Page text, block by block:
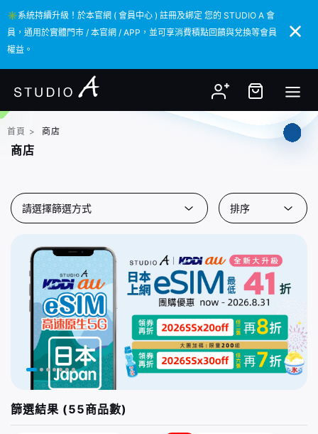
✳️系統持續升級！於本官網 ( 會員中心 ) 註冊及綁定 您的 STUDIO A 會
員，通用於實體門市 / 本官網 / APP，並可享消費積點回饋與兌換等會員
權益。
✳️系統持續升級！於本官網 ( 會員中心 ) 註冊及綁定 您的 STUDIO A 會
員，通用於實體門市 / 本官網 / APP，並可享消費積點回饋與兌換等會員
權益。
首頁 > 商店
商店
請選擇篩選方式 排序
篩選結果 (55商品數)